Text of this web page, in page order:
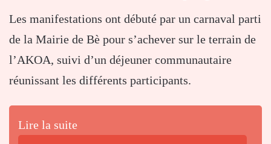
Les manifestations ont débuté par un carnaval parti
de la Mairie de Bè pour s’achever sur le terrain de
l’AKOA, suivi d’un déjeuner communautaire
réunissant les différents participants.
Lire la suite